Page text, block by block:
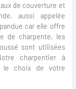
de couverture et
aussi appelée
car elle offre
de charpente, les
sont utilisées
charpentier à
le choix de votre